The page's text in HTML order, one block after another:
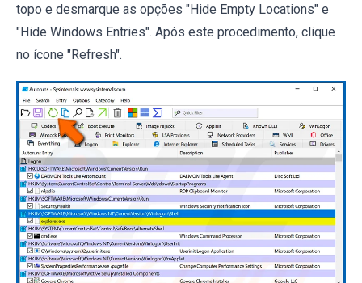
topo e desmarque as opções "Hide Empty Locations" e
"Hide Windows Entries". Após este procedimento, clique
no ícone "Refresh".